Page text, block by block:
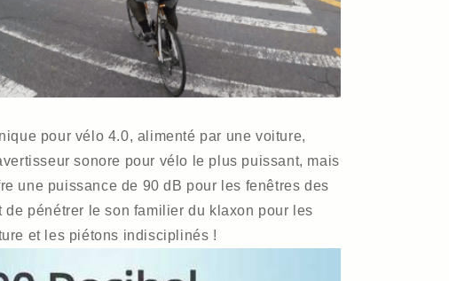
pour vélo 4.0, alimenté par une voiture,
sonore pour vélo le plus puissant, mais
une puissance de 90 dB pour les fenêtres des
de pénétrer le son familier du klaxon pour les
et les piétons indisciplinés !